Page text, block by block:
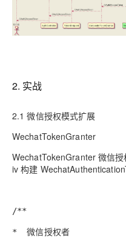
2. 实战
2.1 微信授权模式扩展
WechatTokenGranter
WechatTokenGranter 微信授
iv 构建
/**
* 微信授权者